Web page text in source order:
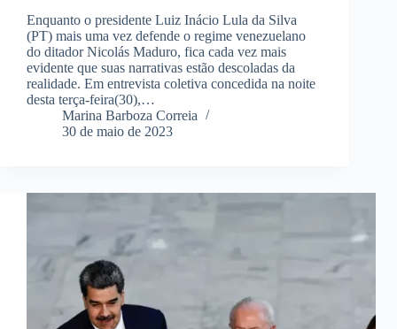
Enquanto o presidente Luiz Inácio Lula da Silva
(PT) mais uma vez defende o regime venezuelano
do ditador Nicolás Maduro, fica cada vez mais
evidente que suas narrativas estão descoladas da
realidade. Em entrevista coletiva concedida na noite
desta terça-feira(30),…
Marina Barboza Correia
30 de maio de 2023